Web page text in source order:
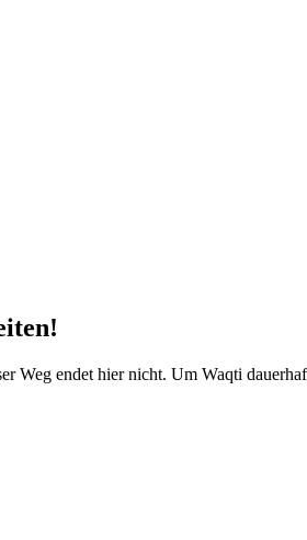
Weg endet hier nicht. Um Waqti